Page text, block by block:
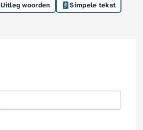
Uitleg woorden Simpele tekst